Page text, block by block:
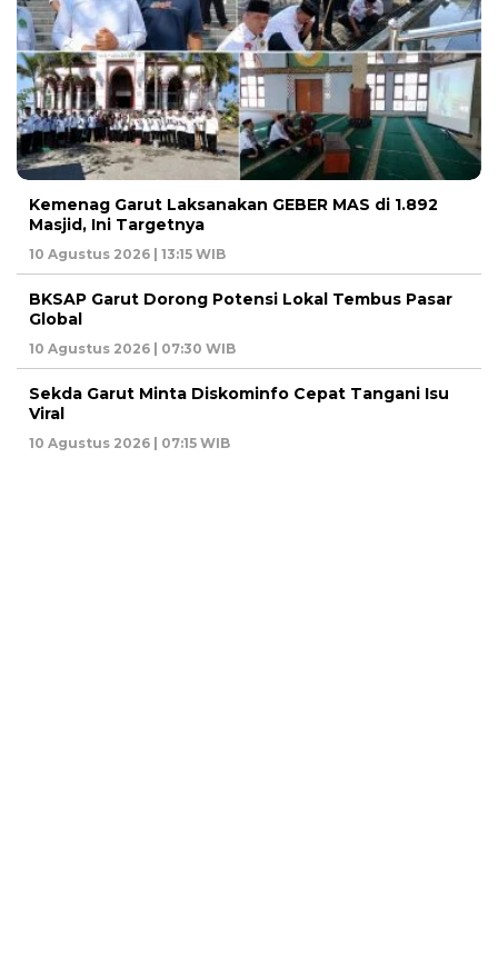
Kemenag Garut Laksanakan GEBER MAS di 1.892
Masjid, Ini Targetnya
10 Agustus 2026 | 13:15 WIB
BKSAP Garut Dorong Potensi Lokal Tembus Pasar
Global
10 Agustus 2026 | 07:30 WIB
Sekda Garut Minta Diskominfo Cepat Tangani Isu
Viral
10 Agustus 2026 | 07:15 WIB